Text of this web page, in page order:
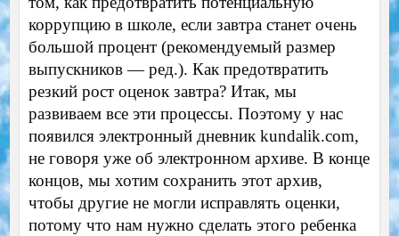
коррупцию в школе, если завтра станет очень
большой процент (рекомендуемый размер
выпускников — ред.). Как предотвратить
резкий рост оценок завтра? Итак, мы
развиваем все эти процессы. Поэтому у нас
появился электронный дневник kundalik.com,
не говоря уже об электронном архиве. В конце
концов, мы хотим сохранить этот архив,
чтобы другие не могли исправлять оценки,
потому что нам нужно сделать этого ребенка